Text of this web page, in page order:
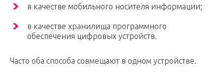
в качестве мобильного носителя информации;
в качестве хранилища программного
обеспечения цифровых устройств.
Часто оба способа совмещают в одном устройстве.